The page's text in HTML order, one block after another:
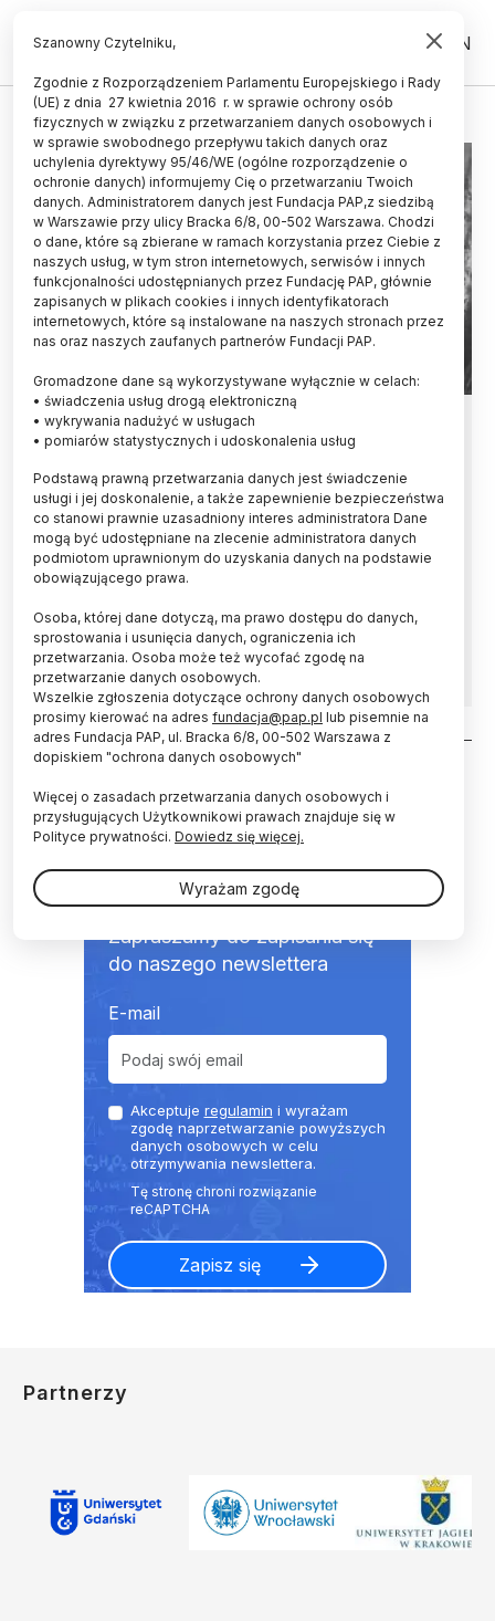
PL EN
MALINOWSKI
200 lat temu urodził się Ernest
Malinowski – budowniczy kolei
transandyjskiej
200 lat temu, 5 stycznia 1818 r. w Sewerynach
na Wołyniu urodził się Ernest Malinowski,
projektant i budowniczy kolei transandyjskiej,
uznawanej za jedno ze szczytowych osiągnięć
inżynierii XIX w.
Stronicowanie
NEWSLETTER
Zapraszamy do zapisania się
do naszego newslettera
E-mail
Akceptuje regulamin i wyrażam
zgodę naprzetwarzanie powyższych
danych osobowych w celu
otrzymywania newslettera.
Partnerzy
Szanowny Czytelniku,
Zgodnie z Rozporządzeniem Parlamentu Europejskiego i Rady
(UE) z dnia 27 kwietnia 2016 r. w sprawie ochrony osób
fizycznych w związku z przetwarzaniem danych osobowych i
w sprawie swobodnego przepływu takich danych oraz
uchylenia dyrektywy 95/46/WE (ogólne rozporządzenie o
ochronie danych) informujemy Cię o przetwarzaniu Twoich
danych. Administratorem danych jest Fundacja PAP,z siedzibą
w Warszawie przy ulicy Bracka 6/8, 00-502 Warszawa. Chodzi
o dane, które są zbierane w ramach korzystania przez Ciebie z
naszych usług, w tym stron internetowych, serwisów i innych
funkcjonalności udostępnianych przez Fundację PAP, głównie
zapisanych w plikach cookies i innych identyfikatorach
internetowych, które są instalowane na naszych stronach przez
nas oraz naszych zaufanych partnerów Fundacji PAP.
Gromadzone dane są wykorzystywane wyłącznie w celach:
• świadczenia usług drogą elektroniczną
• wykrywania nadużyć w usługach
• pomiarów statystycznych i udoskonalenia usług
Podstawą prawną przetwarzania danych jest świadczenie
usługi i jej doskonalenie, a także zapewnienie bezpieczeństwa
co stanowi prawnie uzasadniony interes administratora Dane
mogą być udostępniane na zlecenie administratora danych
podmiotom uprawnionym do uzyskania danych na podstawie
obowiązującego prawa.
Osoba, której dane dotyczą, ma prawo dostępu do danych,
sprostowania i usunięcia danych, ograniczenia ich
przetwarzania. Osoba może też wycofać zgodę na
przetwarzanie danych osobowych.
Wszelkie zgłoszenia dotyczące ochrony danych osobowych
prosimy kierować na adres fundacja@pap.pl lub pisemnie na
adres Fundacja PAP, ul. Bracka 6/8, 00-502 Warszawa z
dopiskiem "ochrona danych osobowych"
Więcej o zasadach przetwarzania danych osobowych i
przysługujących Użytkownikowi prawach znajduje się w
Polityce prywatności. Dowiedz się więcej.
Wyrażam zgodę